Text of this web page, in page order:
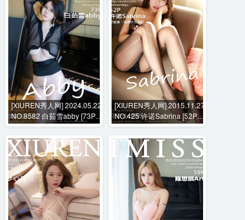
[XIUREN秀人网] 2024.05.22
NO.8582 白茹雪abby [73P-
711MB]
[XIUREN秀人网] 2015.11.27
NO.425 许诺Sabrina [52P-
247MB]